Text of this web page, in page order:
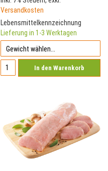
Versandkosten
Lebensmittelkennzeichnung
Lieferung in 1-3 Werktagen
In den Warenkorb